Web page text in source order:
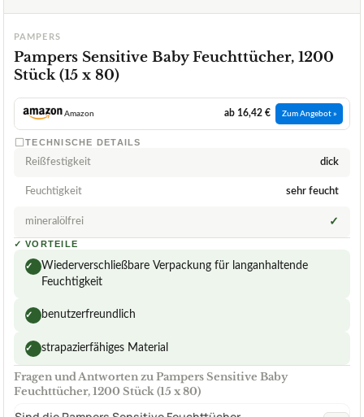
PAMPERS
Pampers Sensitive Baby Feuchttücher, 1200
Stück (15 x 80)
Amazon ab 16,42 € Zum Angebot »
TECHNISCHE DETAILS
Reißfestigkeit dick
Feuchtigkeit sehr feucht
mineralölfrei ✓
✓ VORTEILE
✓
Wiederverschließbare Verpackung für langanhaltende
Feuchtigkeit
✓ benutzerfreundlich
✓ strapazierfähiges Material
Fragen und Antworten zu Pampers Sensitive Baby
Feuchttücher, 1200 Stück (15 x 80)